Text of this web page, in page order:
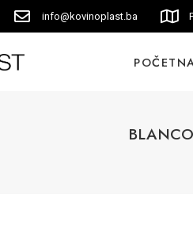
info@kovinoplast.ba